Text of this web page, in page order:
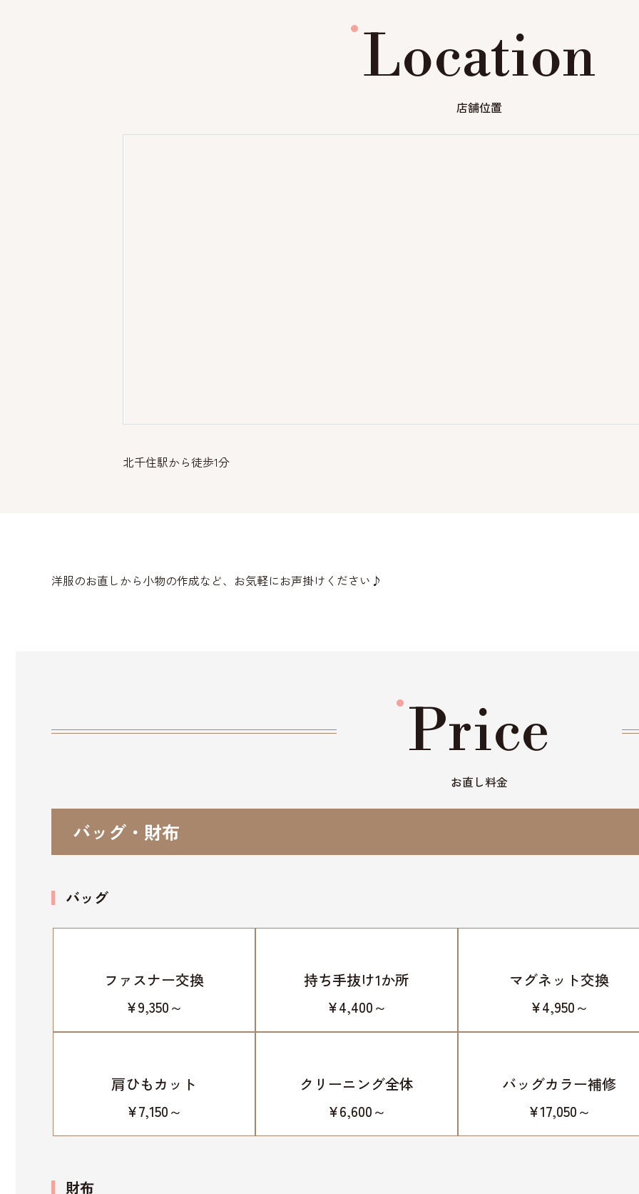
Location
店舗位置
北千住駅から徒歩1分
洋服のお直しから小物の作成など、お気軽にお声掛けください♪
Price
お直し料金
バッグ・財布
バッグ
ファスナー交換
¥9,350～
持ち手抜け1か所
¥4,400～
マグネット交換
¥4,950～
肩ひもカット
¥7,150～
クリーニング全体
¥6,600～
バッグカラー補修
¥17,050～
財布